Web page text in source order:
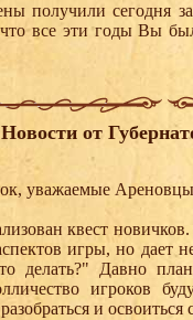
получили сегодня
все эти годы Вы
от
уважаемые
квест
игры, но дает
делать?" Давно
игроков
и освоиться